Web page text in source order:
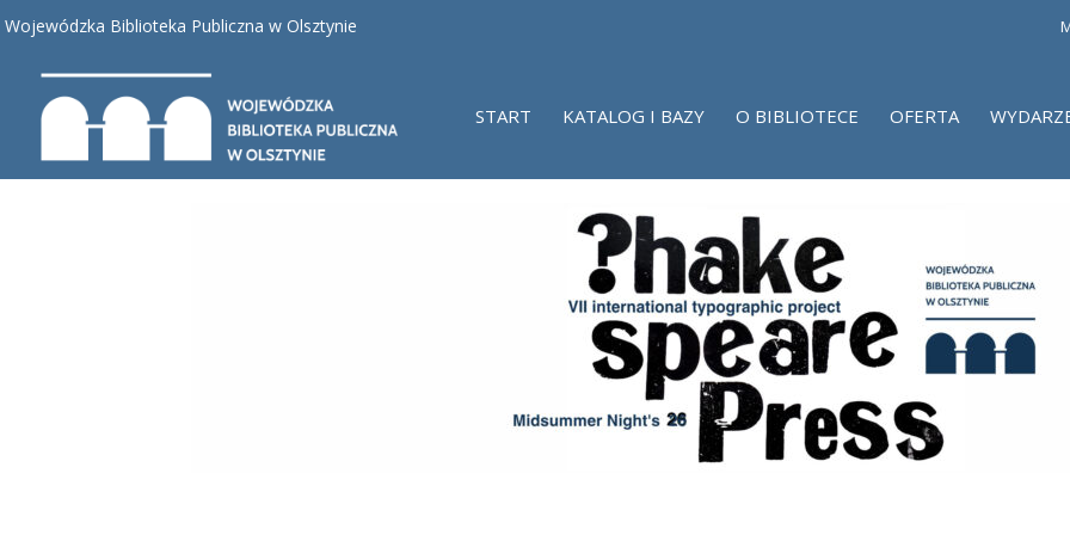
Wojewódzka Biblioteka Publiczna w Olsztynie
START KATALOG I BAZY O BIBLIOTECE OFERTA